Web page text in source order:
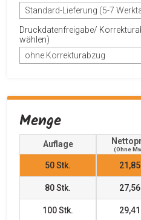
Standard-Lieferung (5-7
Druckdatenfreigabe/
wählen)
ohne Korrekturabzug
Menge
Auflage
(ohne
50Stk.
80Stk.
100Stk.